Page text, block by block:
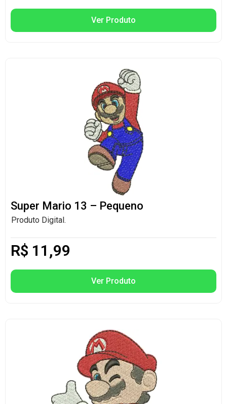
Ver Produto
Super Mario 13 – Pequeno
Produto Digital.
R$ 11,99
Ver Produto